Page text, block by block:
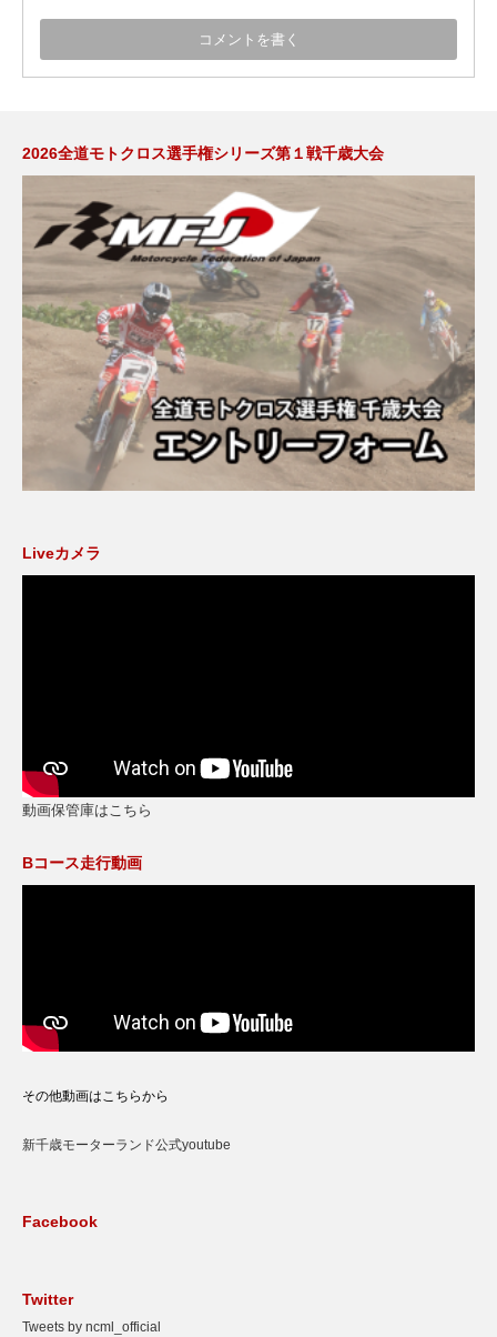
2026全道モトクロス選手権シリーズ第１戦千歳大会
Liveカメラ
動画保管庫はこちら
Bコース走行動画
その他動画はこちらから
新千歳モーターランド公式youtube
Facebook
Twitter
Tweets by ncml_official